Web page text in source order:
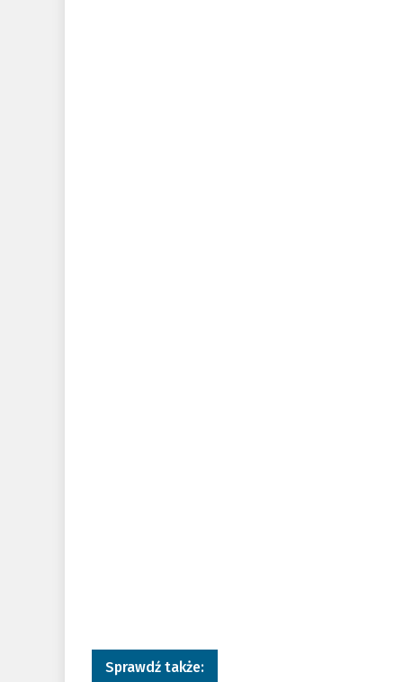
Sprawdź także: